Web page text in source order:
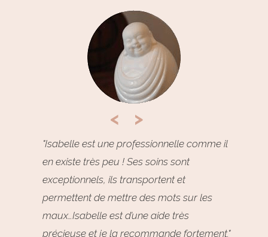
< >
"Isabelle est une professionnelle comme il
en existe très peu ! Ses soins sont
exceptionnels, ils transportent et
permettent de mettre des mots sur les
maux…Isabelle est d’une aide très
précieuse et je la recommande fortement."